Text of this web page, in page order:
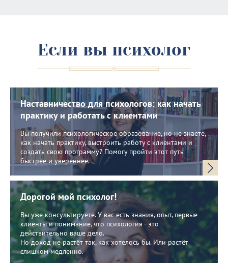
Если вы психолог
Наставничество для психологов: как начать
практику и работать с клиентами
Вы получили психологическое образование, но не знаете,
как начать практику, выстроить работу с клиентами и
создать свою программу? Помогу пройти этот путь
быстрее и увереннее.
Дорогой мой психолог!
Вы уже консультируете. У вас есть знания, опыт, первые
клиенты и понимание, что психология - это
действительно ваше дело.
Но доход не растёт так, как хотелось бы. Или растёт
слишком медленно.